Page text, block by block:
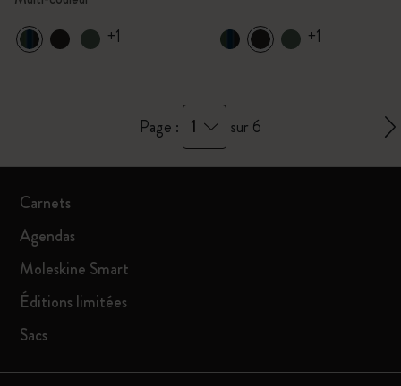
+1 +1
Page : 1 sur 6
Carnets
Agendas
Moleskine Smart
Éditions limitées
Sacs